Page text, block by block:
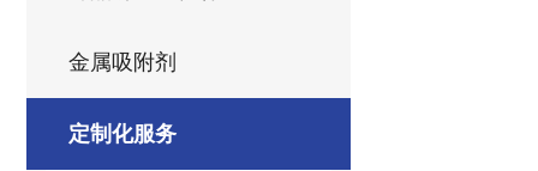
金属吸附剂
定制化服务